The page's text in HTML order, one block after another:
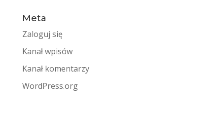
Meta
Zaloguj się
Kanał wpisów
Kanał komentarzy
WordPress.org